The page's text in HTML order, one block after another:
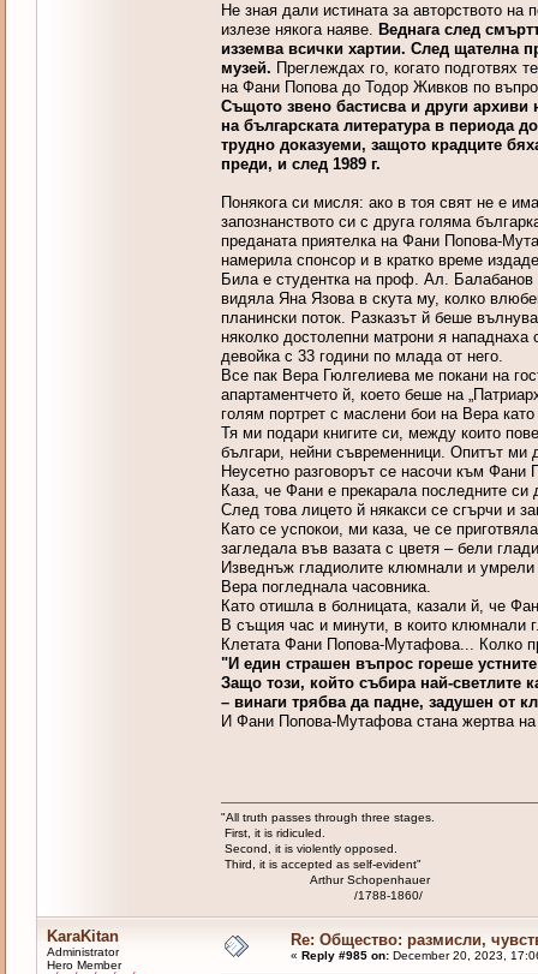
Не зная дали истината за авторството
излезе някога наяве. Веднага след
изземва всички хартии. След щателна
музей. Преглеждах го, когато подготвях
на Фани Попова до Тодор Живков по
Същото звено бастисва и други архиви
на българската литература в периода
трудно доказуеми, защото крадците
преди, и след 1989 г.
Понякога си мисля: ако в тоя свят не е
запознанството си с друга голяма
преданата приятелка на Фани Попова-
намерила спонсор и в кратко време
Била е студентка на проф. Ал. Балабанов
видяла Яна Язова в скута му, колко
планински поток. Разказът й беше
няколко достолепни матрони я
девойка с 33 години по млада от него.
Все пак Вера Гюлгелиева ме покани на
апартаментчето й, което беше на
голям портрет с маслени бои на Вера
Тя ми подари книгите си, между които
българи, нейни съвременници. Опитът ми
Неусетно разговорът се насочи към
Каза, че Фани е прекарала последните
След това лицето й някакси се сгърчи и
Като се успокои, ми каза, че се
загледала във вазата с цветя – бели
Изведнъж гладиолите клюмнали и умрели
Вера погледнала часовника.
Като отишла в болницата, казали й, че
В същия час и минути, в които клюмнали
Клетата Фани Попова-Мутафова... Колко
"И един страшен въпрос гореше
Защо този, който събира най-светлите
– винаги трябва да падне, задушен от
И Фани Попова-Мутафова стана жертва
"All truth passes through three stages.
First, it is ridiculed.
Second, it is violently opposed.
Third, it is accepted as self-evident"
Arthur Schopenhauer
/1788-1860/
KaraKitan
Administrator
Hero Member
Re: Общество: размисли,
« Reply #985 on:December 20, 2023,